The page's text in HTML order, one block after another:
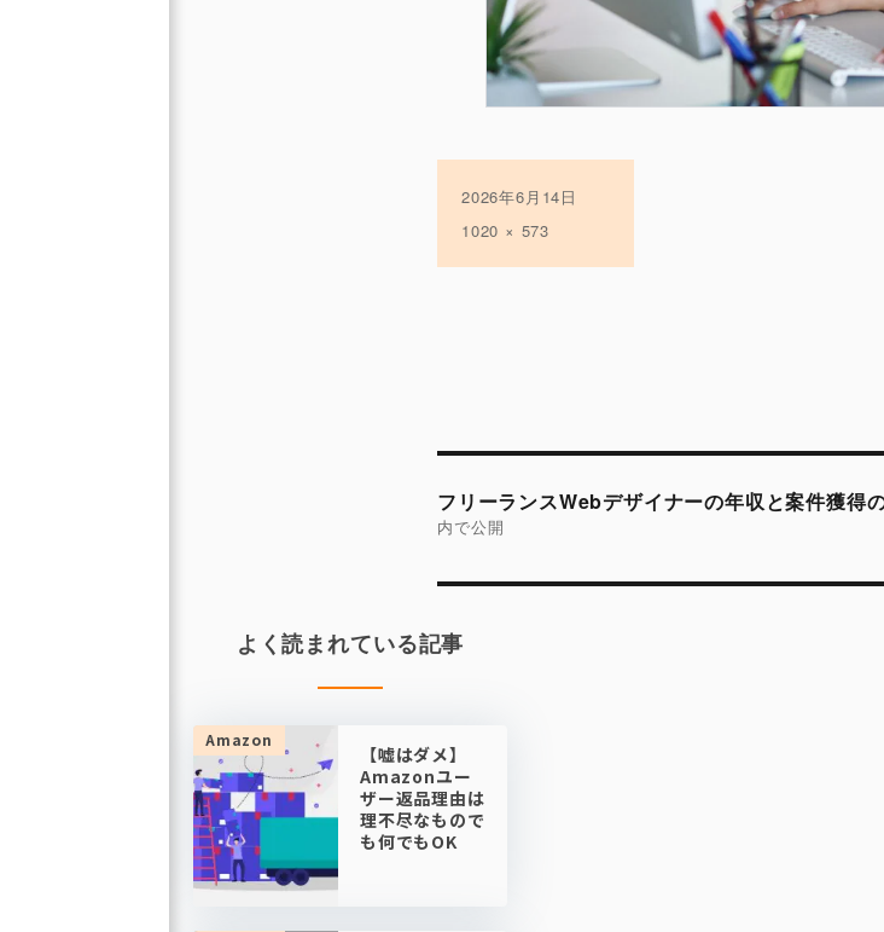
投
稿
2026年6月14日
フ
1020 × 573
稿
ナ
ゲ
シ
フリーランスWebデザイナーの年収と案件獲得
内で公開
よく読まれている記事
Amazon
【嘘はダメ】
Amazonユー
ザー返品理由は
理不尽なもので
も何でもOK